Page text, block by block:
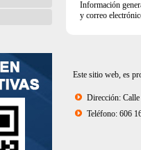
Información
y correo
Este sitio web, es
Dirección:
Teléfono: 606